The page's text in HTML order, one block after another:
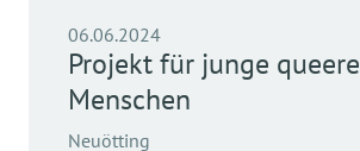
06.06.2024
Projekt für junge queere
Menschen
Neuötting